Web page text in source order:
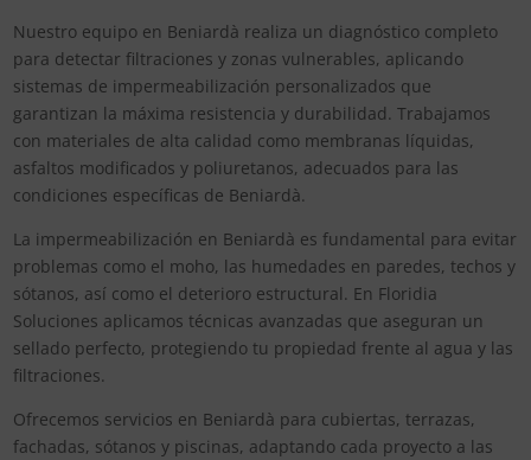
Nuestro equipo en Beniardà realiza un diagnóstico completo
para detectar filtraciones y zonas vulnerables, aplicando
sistemas de impermeabilización personalizados que
garantizan la máxima resistencia y durabilidad. Trabajamos
con materiales de alta calidad como membranas líquidas,
asfaltos modificados y poliuretanos, adecuados para las
condiciones específicas de Beniardà.
La impermeabilización en Beniardà es fundamental para evitar
problemas como el moho, las humedades en paredes, techos y
sótanos, así como el deterioro estructural. En Floridia
Soluciones aplicamos técnicas avanzadas que aseguran un
sellado perfecto, protegiendo tu propiedad frente al agua y las
filtraciones.
Ofrecemos servicios en Beniardà para cubiertas, terrazas,
fachadas, sótanos y piscinas, adaptando cada proyecto a las